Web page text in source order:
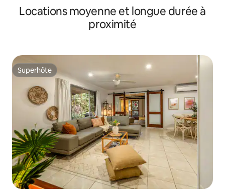
Locations moyenne et longue durée à
proximité
Superhôte
Superhôte